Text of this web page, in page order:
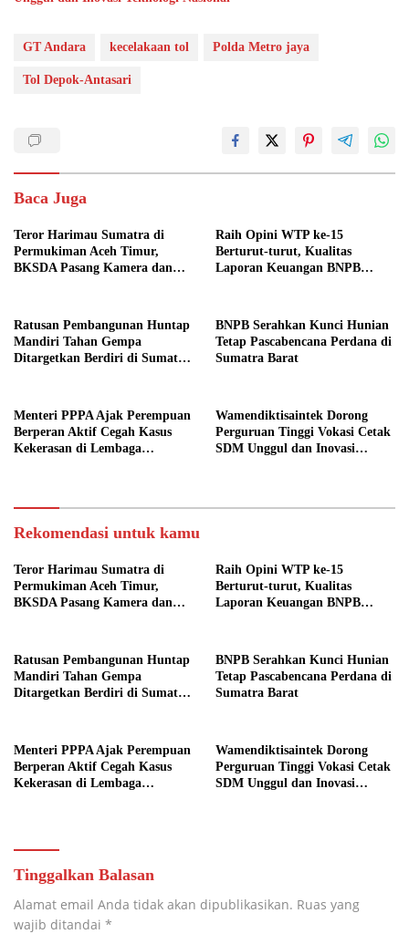
GT Andara kecelakaan tol Polda Metro jaya
Tol Depok-Antasari
Baca Juga
Teror Harimau Sumatra di
Permukiman Aceh Timur,
BKSDA Pasang Kamera dan
Raih Opini WTP ke-15
Berturut-turut, Kualitas
Laporan Keuangan BNPB
Ratusan Pembangunan Huntap
Mandiri Tahan Gempa
Ditargetkan Berdiri di Sumatra
BNPB Serahkan Kunci Hunian
Tetap Pascabencana Perdana di
Sumatra Barat
Menteri PPPA Ajak Perempuan
Berperan Aktif Cegah Kasus
Kekerasan di Lembaga
Wamendiktisaintek Dorong
Perguruan Tinggi Vokasi Cetak
SDM Unggul dan Inovasi
Rekomendasi untuk kamu
Teror Harimau Sumatra di
Permukiman Aceh Timur,
BKSDA Pasang Kamera dan
Raih Opini WTP ke-15
Berturut-turut, Kualitas
Laporan Keuangan BNPB
Ratusan Pembangunan Huntap
Mandiri Tahan Gempa
Ditargetkan Berdiri di Sumatra
BNPB Serahkan Kunci Hunian
Tetap Pascabencana Perdana di
Sumatra Barat
Menteri PPPA Ajak Perempuan
Berperan Aktif Cegah Kasus
Kekerasan di Lembaga
Wamendiktisaintek Dorong
Perguruan Tinggi Vokasi Cetak
SDM Unggul dan Inovasi
Tinggalkan Balasan
Alamat email Anda tidak akan dipublikasikan. Ruas yang
wajib ditandai *